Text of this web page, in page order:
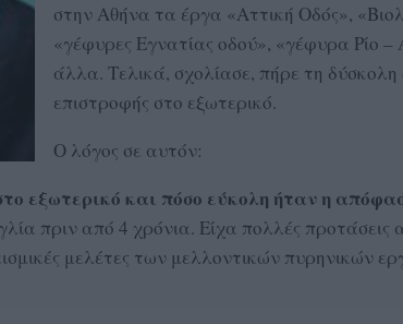
στην Αθήνα τα έργα «Αττική Οδός»,
«γέφυρες Εγνατίας οδού», «γέφυρα Ρίο –
άλλα. Τελικά, σχολίασε, πήρε τη
επιστροφής στο εξωτερικό.
Ο λόγος σε αυτόν:
εξωτερικό και πόσο εύκολη ήταν η
πριν από 4 χρόνια. Είχα πολλές προτάσεις
μελέτες των μελλοντικών πυρηνικών